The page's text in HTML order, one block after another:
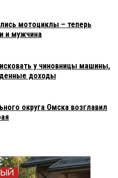
мотоциклы – теперь
и мужчина
у чиновницы машины,
доходы
округа Омска возглавил